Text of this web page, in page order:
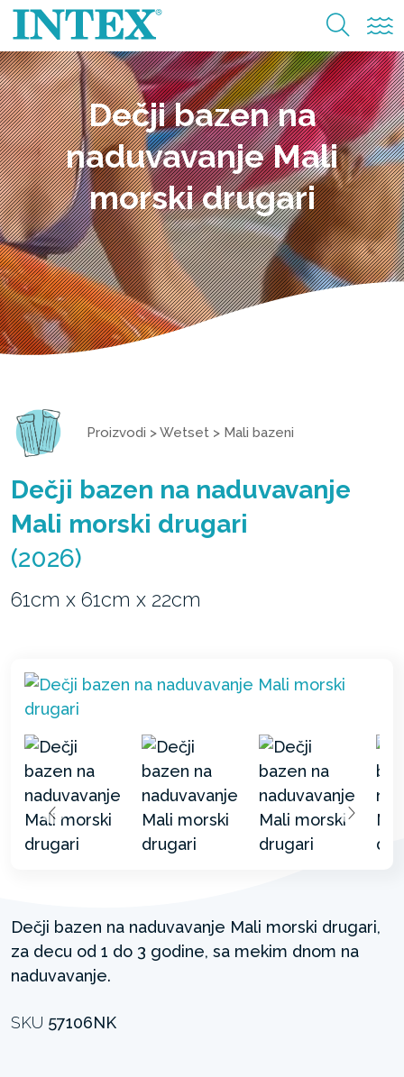
Dečji bazen na
naduvavanje Mali
morski drugari
Proizvodi >Wetset > Mali bazeni
Dečji bazen na naduvavanje
Mali morski drugari
(2026)
61cm x 61cm x 22cm
Dečji bazen na naduvavanje Mali morski drugari,
za decu od 1 do 3 godine, sa mekim dnom na
naduvavanje.
SKU 57106NK